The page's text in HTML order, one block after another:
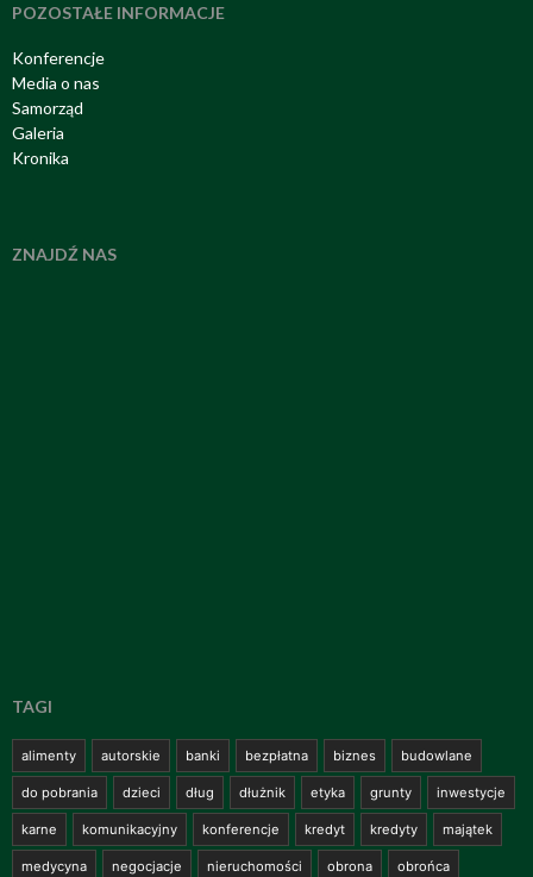
POZOSTAŁE INFORMACJE
Konferencje
Media o nas
Samorząd
Galeria
Kronika
ZNAJDŹ NAS
TAGI
alimenty autorskie banki bezpłatna biznes budowlane
do pobrania dzieci dług dłużnik etyka grunty inwestycje
karne komunikacyjny konferencje kredyt kredyty majątek
medycyna negocjacje nieruchomości obrona obrońca